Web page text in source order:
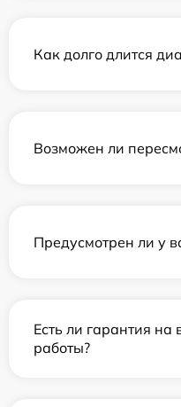
Как долго длится
Возможен ли
Предусмотрен ли у
Есть ли гарантия
работы?